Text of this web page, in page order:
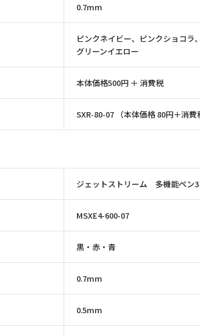
0.7mm
ピンクネイビー、ピンクショコラ
グリーンイエロー
本体価格500円 ＋ 消費税
SXR-80-07 （本体価格 80円＋消費
ジェットストリーム 多機能ペン3
MSXE4-600-07
黒・赤・青
0.7mm
0.5mm